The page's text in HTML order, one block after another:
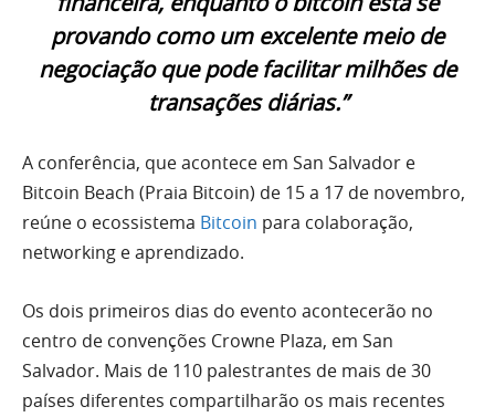
provando como um excelente meio de
negociação que pode facilitar milhões de
transações diárias.”
A conferência, que acontece em San Salvador e
Bitcoin Beach (Praia Bitcoin) de 15 a 17 de novembro,
reúne o ecossistema Bitcoin para colaboração,
networking e aprendizado.
Os dois primeiros dias do evento acontecerão no
centro de convenções Crowne Plaza, em San
Salvador. Mais de 110 palestrantes de mais de 30
países diferentes compartilharão os mais recentes